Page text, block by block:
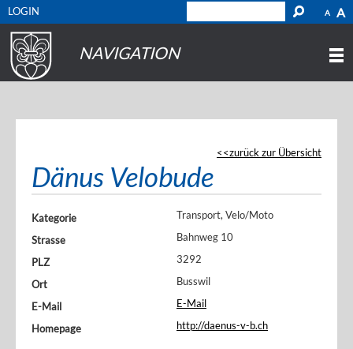
A A
LOGIN
NAVIGATION
zurück zur Übersicht
Dänus Velobude
Kategorie
Transport, Velo/Moto
Strasse
Bahnweg 10
PLZ
3292
Ort
Busswil
E-Mail
E-Mail
Homepage
http://daenus-v-b.ch